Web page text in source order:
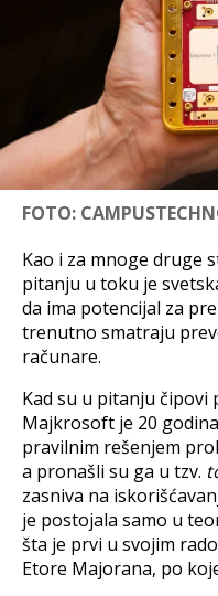
FOTO:
Kao i za mnoge druge
pitanju u toku je
da ima potencijal za
trenutno smatraju
računare.
Kad su u pitanju čipovi
Majkrosoft je 20
pravilnim rešenjem
a pronašli su ga u tzv.
zasniva na
je postojala samo u
šta je prvi u svojim
Etore Majorana, po